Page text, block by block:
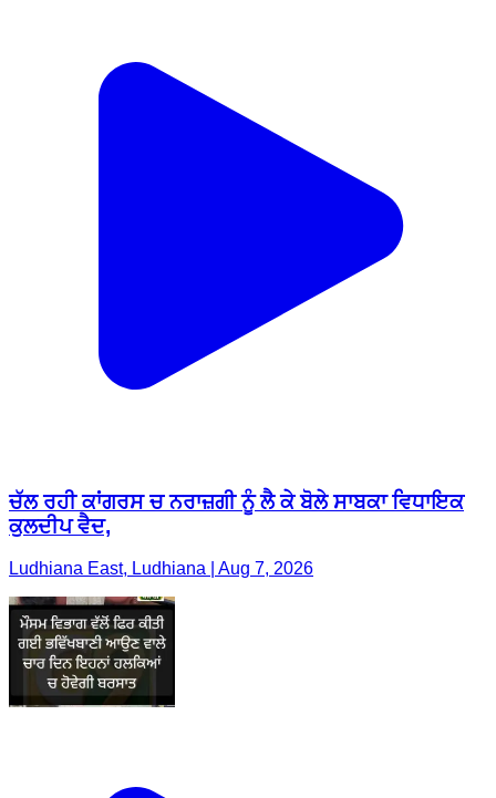
ਚੱਲ ਰਹੀ ਕਾਂਗਰਸ ਚ ਨਰਾਜ਼ਗੀ ਨੂੰ ਲੈ ਕੇ ਬੋਲੇ ਸਾਬਕਾ ਵਿਧਾਇਕ
ਕੁਲਦੀਪ ਵੈਦ,
Ludhiana East, Ludhiana | Aug 7, 2026